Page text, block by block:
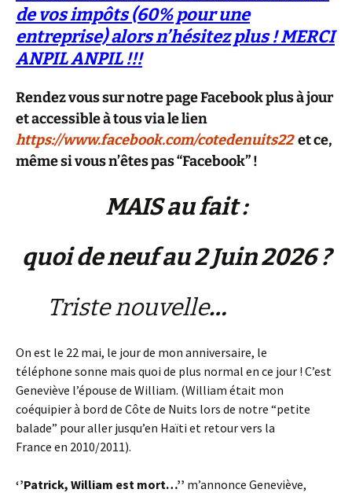
de vos impôts (60% pour une
entreprise) alors n’hésitez plus ! MERCI
ANPIL ANPIL !!!
Rendez vous sur notre page Facebook plus à jour
et accessible à tous via le lien
https://www.facebook.com/cotedenuits22et ce,
même si vous n’êtes pas “Facebook” !
MAIS au fait :
quoi de neuf au 2 Juin 2026 ?
Triste nouvelle…
On est le 22 mai, le jour de mon anniversaire, le
téléphone sonne mais quoi de plus normal en ce jour ! C’est
Geneviève l’épouse de William. (William était mon
coéquipier à bord de Côte de Nuits lors de notre “petite
balade” pour aller jusqu’en Haïti et retour vers la
France en 2010/2011).
‘’Patrick, William est mort…’’ m’annonce Geneviève,